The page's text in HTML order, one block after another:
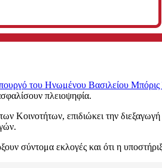
του Ηνωμένου Βασιλείου Μπόρις
πλειοψηφία.
Κοινοτήτων, επιδιώκει την
σύντομα εκλογές και ότι η